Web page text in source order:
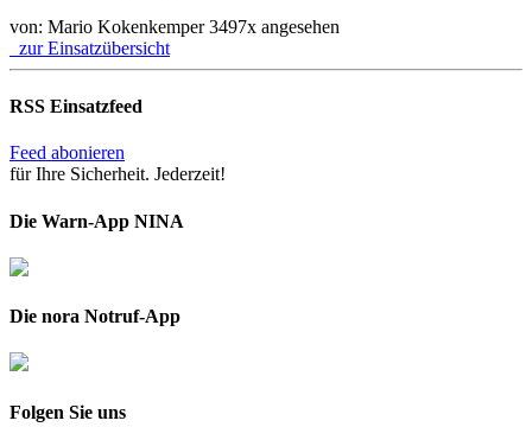
von: Mario Kokenkemper3497x angesehen
zur Einsatzübersicht
RSS Einsatzfeed
Feed abonieren
für Ihre Sicherheit. Jederzeit!
Die Warn-App NINA
Die nora Notruf-App
Folgen Sie uns